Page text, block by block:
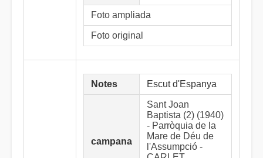
Foto ampliada
Foto original
Notes Escut d'Espanya
campana
Sant Joan
Baptista (2) (1940)
- Parròquia de la
Mare de Déu de
l'Assumpció -